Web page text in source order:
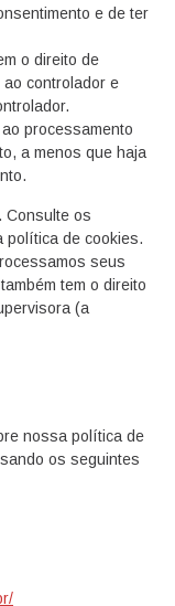
e de ter
o direito de
controlador e
processamento
a menos que haja
Consulte os
política de cookies.
seus
tem o direito
(a
nossa política de
os seguintes